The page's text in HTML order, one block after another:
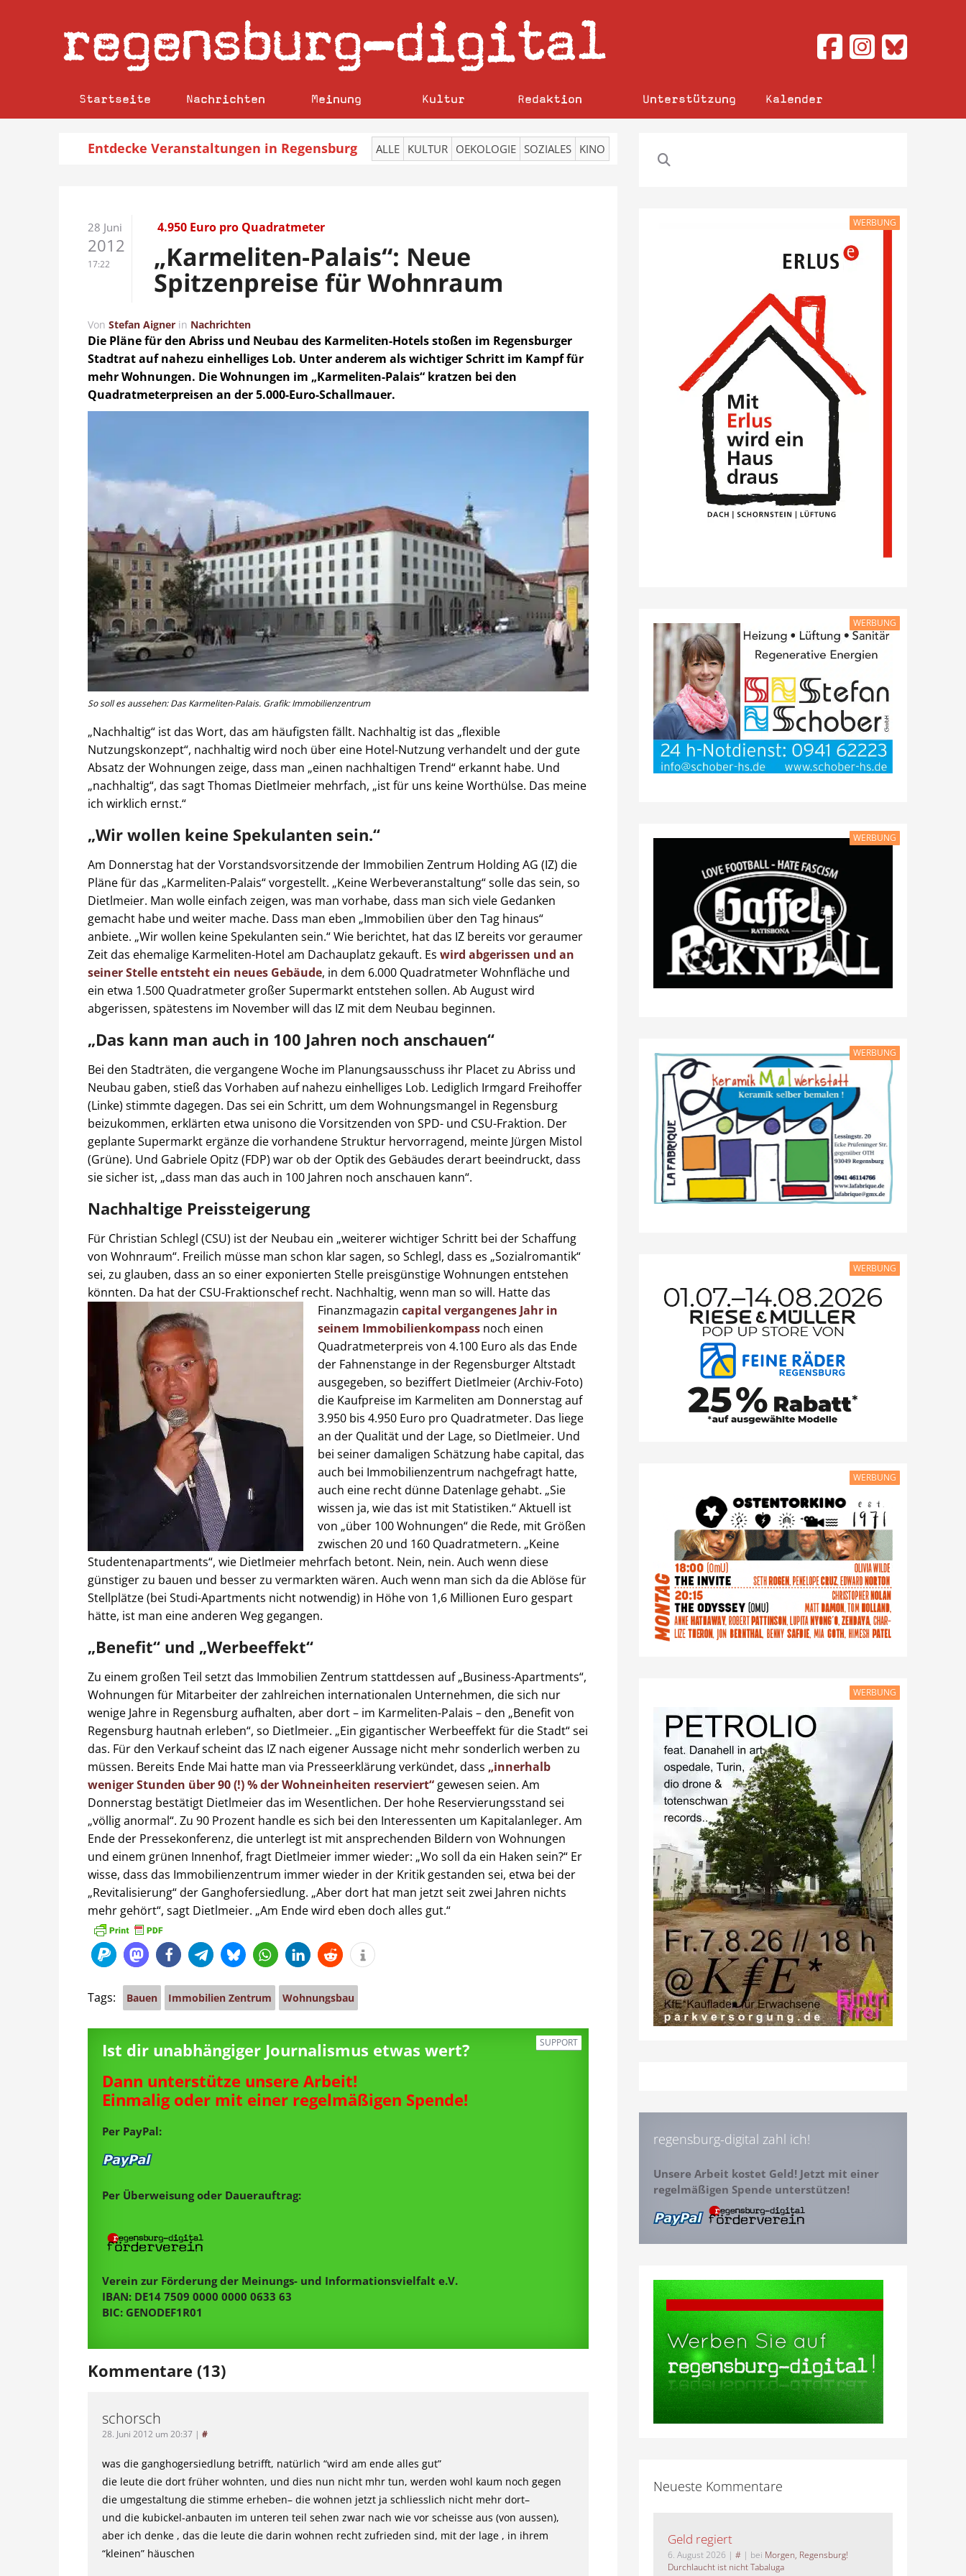
regensburg–digital
Startseite Nachrichten Meinung Kultur Redaktion Unterstützung Kalender
Entdecke Veranstaltungen in Regensburg ALLE KULTUR OEKOLOGIE SOZIALES KINO
28 Juni
2012
17:22
4.950 Euro pro Quadratmeter
„Karmeliten-Palais“: Neue
Spitzenpreise für Wohnraum
Von Stefan Aigner in Nachrichten
Die Pläne für den Abriss und Neubau des Karmeliten-Hotels stoßen im Regensburger
Stadtrat auf nahezu einhelliges Lob. Unter anderem als wichtiger Schritt im Kampf für
mehr Wohnungen. Die Wohnungen im „Karmeliten-Palais“ kratzen bei den
Quadratmeterpreisen an der 5.000-Euro-Schallmauer.
So soll es aussehen: Das Karmeliten-Palais. Grafik: Immobilienzentrum
„Nachhaltig“ ist das Wort, das am häufigsten fällt. Nachhaltig ist das „flexible
Nutzungskonzept“, nachhaltig wird noch über eine Hotel-Nutzung verhandelt und der gute
Absatz der Wohnungen zeige, dass man „einen nachhaltigen Trend“ erkannt habe. Und
„nachhaltig“, das sagt Thomas Dietlmeier mehrfach, „ist für uns keine Worthülse. Das meine
ich wirklich ernst.“
„Wir wollen keine Spekulanten sein.“
Am Donnerstag hat der Vorstandsvorsitzende der Immobilien Zentrum Holding AG (IZ) die
Pläne für das „Karmeliten-Palais“ vorgestellt. „Keine Werbeveranstaltung“ solle das sein, so
Dietlmeier. Man wolle einfach zeigen, was man vorhabe, dass man sich viele Gedanken
gemacht habe und weiter mache. Dass man eben „Immobilien über den Tag hinaus“
anbiete. „Wir wollen keine Spekulanten sein.“ Wie berichtet, hat das IZ bereits vor geraumer
Zeit das ehemalige Karmeliten-Hotel am Dachauplatz gekauft. Es wird abgerissen und an
seiner Stelle entsteht ein neues Gebäude, in dem 6.000 Quadratmeter Wohnfläche und
ein etwa 1.500 Quadratmeter großer Supermarkt entstehen sollen. Ab August wird
abgerissen, spätestens im November will das IZ mit dem Neubau beginnen.
„Das kann man auch in 100 Jahren noch anschauen“
Bei den Stadträten, die vergangene Woche im Planungsausschuss ihr Placet zu Abriss und
Neubau gaben, stieß das Vorhaben auf nahezu einhelliges Lob. Lediglich Irmgard Freihoffer
(Linke) stimmte dagegen. Das sei ein Schritt, um dem Wohnungsmangel in Regensburg
beizukommen, erklärten etwa unisono die Vorsitzenden von SPD- und CSU-Fraktion. Der
geplante Supermarkt ergänze die vorhandene Struktur hervorragend, meinte Jürgen Mistol
(Grüne). Und Gabriele Opitz (FDP) war ob der Optik des Gebäudes derart beeindruckt, dass
sie sicher ist, „dass man das auch in 100 Jahren noch anschauen kann“.
Nachhaltige Preissteigerung
Für Christian Schlegl (CSU) ist der Neubau ein „weiterer wichtiger Schritt bei der Schaffung
von Wohnraum“. Freilich müsse man schon klar sagen, so Schlegl, dass es „Sozialromantik“
sei, zu glauben, dass an so einer exponierten Stelle preisgünstige Wohnungen entstehen
könnten. Da hat der CSU-Fraktionschef recht. Nachhaltig, wenn man so will. Hatte das
Finanzmagazin capital vergangenes Jahr in
seinem Immobilienkompass noch einen
Quadratmeterpreis von 4.100 Euro als das Ende
der Fahnenstange in der Regensburger Altstadt
ausgegeben, so beziffert Dietlmeier (Archiv-Foto)
die Kaufpreise im Karmeliten am Donnerstag auf
3.950 bis 4.950 Euro pro Quadratmeter. Das liege
an der Qualität und der Lage, so Dietlmeier. Und
bei seiner damaligen Schätzung habe capital, das
auch bei Immobilienzentrum nachgefragt hatte,
auch eine recht dünne Datenlage gehabt. „Sie
wissen ja, wie das ist mit Statistiken.“ Aktuell ist
von „über 100 Wohnungen“ die Rede, mit Größen
zwischen 20 und 160 Quadratmetern. „Keine
Studentenapartments“, wie Dietlmeier mehrfach betont. Nein, nein. Auch wenn diese
günstiger zu bauen und besser zu vermarkten wären. Auch wenn man sich da die Ablöse für
Stellplätze (bei Studi-Apartments nicht notwendig) in Höhe von 1,6 Millionen Euro gespart
hätte, ist man eine anderen Weg gegangen.
„Benefit“ und „Werbeeffekt“
Zu einem großen Teil setzt das Immobilien Zentrum stattdessen auf „Business-Apartments“,
Wohnungen für Mitarbeiter der zahlreichen internationalen Unternehmen, die sich nur
wenige Jahre in Regensburg aufhalten, aber dort – im Karmeliten-Palais – den „Benefit von
Regensburg hautnah erleben“, so Dietlmeier. „Ein gigantischer Werbeeffekt für die Stadt“ sei
das. Für den Verkauf scheint das IZ nach eigener Aussage nicht mehr sonderlich werben zu
müssen. Bereits Ende Mai hatte man via Presseerklärung verkündet, dass „innerhalb
weniger Stunden über 90 (!) % der Wohneinheiten reserviert“ gewesen seien. Am
Donnerstag bestätigt Dietlmeier das im Wesentlichen. Der hohe Reservierungsstand sei
„völlig anormal“. Zu 90 Prozent handle es sich bei den Interessenten um Kapitalanleger. Am
Ende der Pressekonferenz, die unterlegt ist mit ansprechenden Bildern von Wohnungen
und einem grünen Innenhof, fragt Dietlmeier immer wieder: „Wo soll da ein Haken sein?“ Er
wisse, dass das Immobilienzentrum immer wieder in der Kritik gestanden sei, etwa bei der
„Revitalisierung“ der Ganghofersiedlung. „Aber dort hat man jetzt seit zwei Jahren nichts
mehr gehört“, sagt Dietlmeier. „Am Ende wird eben doch alles gut.“
Tags: Bauen Immobilien Zentrum Wohnungsbau
SUPPORT
Ist dir unabhängiger Journalismus etwas wert?
Dann unterstütze unsere Arbeit!
Einmalig oder mit einer regelmäßigen Spende!
Per PayPal:
Per Überweisung oder Dauerauftrag:
Verein zur Förderung der Meinungs- und Informationsvielfalt e.V.
IBAN: DE14 7509 0000 0000 0633 63
BIC: GENODEF1R01
Kommentare (13)
schorsch
28. Juni 2012 um 20:37 | #
was die ganghogersiedlung betrifft, natürlich “wird am ende alles gut”
die leute die dort früher wohnten, und dies nun nicht mhr tun, werden wohl kaum noch gegen
die umgestaltung die stimme erheben– die wohnen jetzt ja schliesslich nicht mehr dort–
und die kubickel-anbauten im unteren teil sehen zwar nach wie vor scheisse aus (von aussen),
aber ich denke , das die leute die darin wohnen recht zufrieden sind, mit der lage , in ihrem
“kleinen” häuschen
WERBUNG
WERBUNG
WERBUNG
WERBUNG
WERBUNG
WERBUNG
WERBUNG
regensburg-digital zahl ich!
Unsere Arbeit kostet Geld! Jetzt mit einer
regelmäßigen Spende unterstützen!
Neueste Kommentare
Geld regiert
6. August 2026 | #| bei Morgen, Regensburg!
Durchlaucht ist nicht Tabaluga